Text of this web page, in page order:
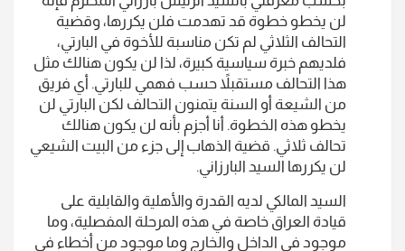
لن يخطو خطوة قد تهدمت فلن يكررها، وقضية
التحالف الثلاثي لم تكن مناسبة للأخوة في البارتي،
فلديهم خبرة سياسية كبيرة، لذا لن يكون هنالك مثل
هذا التحالف مستقبلاً حسب فهمي للبارتي. أي فريق
من الشيعة أو السنة يتمنون التحالف لكن البارتي لن
يخطو هذه الخطوة. أنا أجزم بأنه لن يكون هنالك
تحالف ثلاثي. قضية الذهاب إلى جزء من البيت الشيعي
لن يكررها السيد البارزاني.
السيد المالكي لديه القدرة والأهلية والقابلية على
قيادة العراق خاصة في هذه المرحلة المفصلية، وما
موجود في الداخل والخارج وما موجود من أخطاء في